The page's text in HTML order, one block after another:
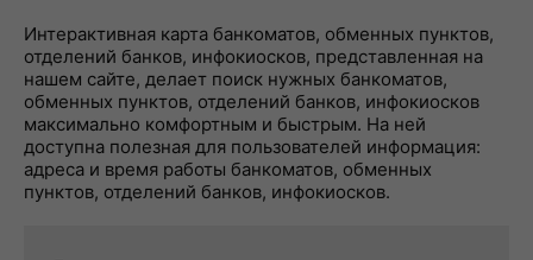
Интерактивная карта банкоматов, обменных пунктов,
отделений банков, инфокиосков, представленная на
нашем сайте, делает поиск нужных банкоматов,
обменных пунктов, отделений банков, инфокиосков
максимально комфортным и быстрым. На ней
доступна полезная для пользователей информация:
адреса и время работы банкоматов, обменных
пунктов, отделений банков, инфокиосков.